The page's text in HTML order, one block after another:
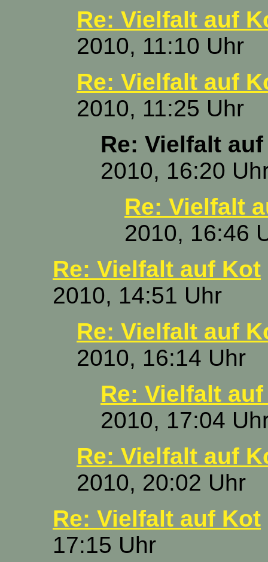
Re: Vielfalt auf
2010, 11:10 Uhr
Re: Vielfalt auf
2010, 11:25 Uhr
Re: Vielfalt
2010, 16:20
Re: Vielfalt
2010, 16:46
Re: Vielfalt auf Kot
2010, 14:51 Uhr
Re: Vielfalt auf
2010, 16:14 Uhr
Re: Vielfalt
2010, 17:04
Re: Vielfalt auf
2010, 20:02 Uhr
Re: Vielfalt auf Kot
17:15 Uhr